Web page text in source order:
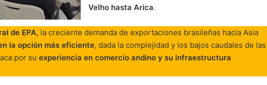
Velho hasta Arica.
de EPA, la creciente demanda de exportaciones brasileñas hacia Asia
la opción más eficiente, dada la complejidad y los bajos caudales de las
por su experiencia en comercio andino y su infraestructura